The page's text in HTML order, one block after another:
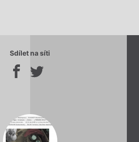
Sdílet na síti